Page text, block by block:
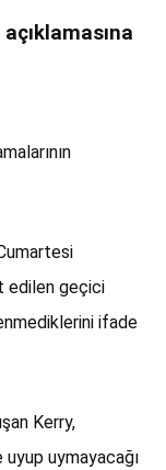
edilen geçici
ifade
Kerry,
uymayacağı